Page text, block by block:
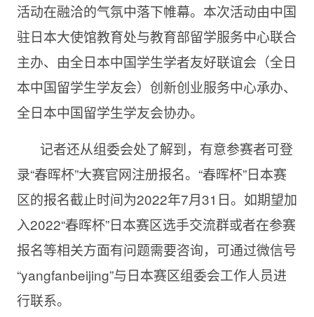
活动在融洽的气氛中落下帷幕。本次活动由中国
驻日本大使馆教育处与教育部留学服务中心联合
主办、由全日本中国学生学者友好联谊会（全日
本中国留学生学友会）创新创业服务中心承办、
全日本中国留学生学友会协办。
记者还从组委会处了解到，有意参赛者可登
录“春晖杯”大赛官网注册报名。“春晖杯”日本赛
区的报名截止时间为2022年7月31日。如期望加
入2022“春晖杯”日本赛区选手交流群或者在参赛
报名等相关方面有问题需要咨询，可通过微信号
“yangfanbeijing”与日本赛区组委会工作人员进
行联系。